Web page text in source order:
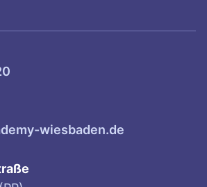
wiesbaden.de